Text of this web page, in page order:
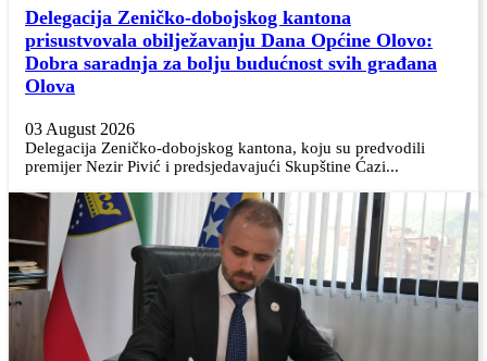
Delegacija Zeničko-dobojskog kantona
prisustvovala obilježavanju Dana Općine Olovo:
Dobra saradnja za bolju budućnost svih građana
Olova
03 August 2026
Delegacija Zeničko-dobojskog kantona, koju su predvodili
premijer Nezir Pivić i predsjedavajući Skupštine Ćazi...